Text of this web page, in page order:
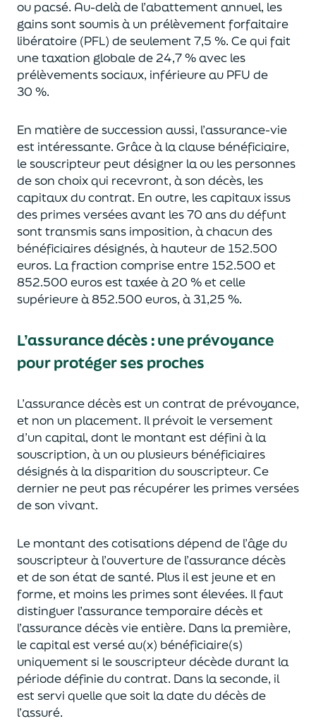
ou pacsé. Au-delàde l’abattement annuel, les
gains sont soumis à un prélèvement forfaitaire
libératoire (PFL) de seulement 7,5 %. Ce qui fait
une taxation globale de24,7 % avec les
prélèvements sociaux, inférieure au PFU de
30 %.
En matière de succession aussi, l’assurance-vie
est intéressante. Grâce à la clause bénéficiaire,
le souscripteur peut désigner la ou les personnes
de son choix qui recevront, à son décès, les
capitaux du contrat. En outre, les capitaux issus
des primes versées avant les 70 ans du défunt
sont transmis sans imposition, à chacun des
bénéficiaires désignés, à hauteur de 152.500
euros. La fraction comprise entre 152.500 et
852.500 eurosest taxée à 20 % et celle
supérieure à 852.500 euros, à 31,25 %.
L’assurance décès :une prévoyance
pour protéger ses proches
L’assurance décès est un contrat de prévoyance,
et non un placement. Il prévoit le versement
d’un capital, dont le montant est défini à la
souscription, à un ou plusieurs bénéficiaires
désignés à la disparition du souscripteur. Ce
dernier ne peut pas récupérer les primes versées
de son vivant.
Le montant des cotisations dépend de l’âgedu
souscripteur à l’ouverture de l’assurance décès
et de son état de santé. Plus il est jeuneet en
forme, et moins les primes sont élevées. Il faut
distinguer l’assurance temporaire décès et
l’assurancedécèsvie entière. Dans la première,
le capital estversé au(x) bénéficiaire(s)
uniquementsi le souscripteur décède durant la
période définie du contrat. Dans la seconde, il
est servi quelle que soit la date du décès de
l’assuré.